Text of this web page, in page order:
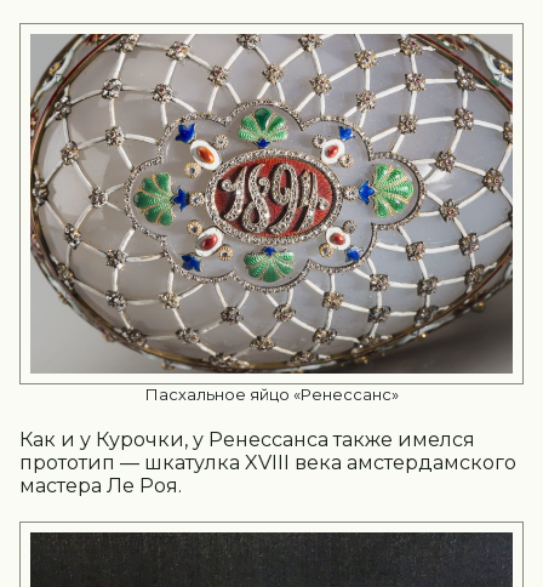
Пасхальное яйцо «Ренессанс»
Как и у Курочки, у Ренессанса также имелся
прототип — шкатулка XVIII века амстердамского
мастера Ле Роя.